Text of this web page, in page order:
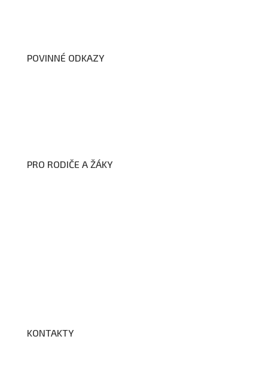
POVINNÉ ODKAZY
PRO RODIČE A ŽÁKY
KONTAKTY